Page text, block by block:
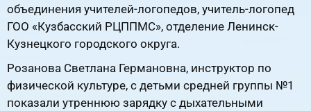
объединения учителей-логопедов, учитель-логопед
ГОО «Кузбасский РЦППМС», отделение Ленинск-
Кузнецкого городского округа.
Розанова Светлана Германовна, инструктор по
физической культуре, с детьми средней группы №1
показали утреннюю зарядку с дыхательными